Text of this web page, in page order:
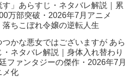
す」あらすじ・ネタバレ解説｜累
万部突破・2026年7月アニメ
落ちこぼれ令嬢の逆転人生
つかな悪女ではございますが あら
・ネタバレ解説｜身体入れ替わり
ファンタジーの傑作・2026年7月
メ化